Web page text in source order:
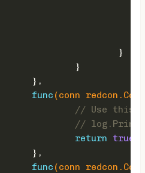
				}
			}
		},
func (conn
// Use this
//
return
true
		},
func (conn